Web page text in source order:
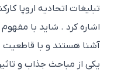
تبلیغات اتحادیه اروپا
اشاره کرد . شاید با مفهوم
آشنا هستند و با قاطعیت
یکی از مباحث جذاب و تاثیر